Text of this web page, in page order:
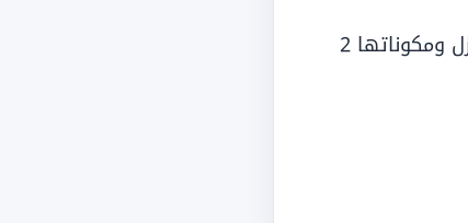
صلصة الصوص الأبيض (ممكن استخدام صلصة جاهزة أو تحضيرها في المنزل ومكوناتها 2